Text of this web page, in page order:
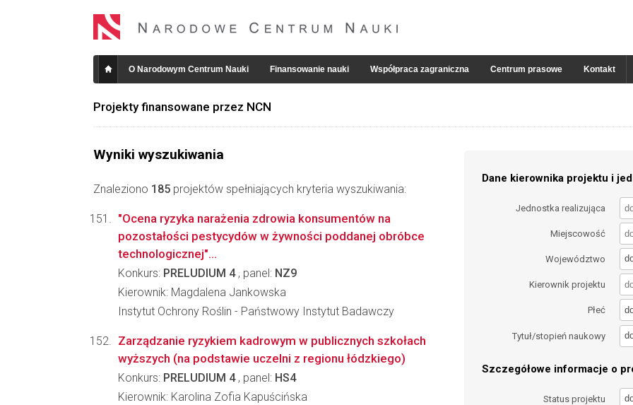
O Narodowym Centrum Nauki Finansowanie nauki Współpraca zagraniczna Centrum prasowe Kontakt
Projekty finansowane przez NCN
Wyniki wyszukiwania
Znaleziono 185 projektów spełniających kryteria wyszukiwania:
Dane kierownika projektu i
Jednostka realizująca
Miejscowość
Województwo
Kierownik projektu
Płeć
Tytuł/stopień naukowy
Szczegółowe informacje o
Status projektu
"Ocena ryzyka narażenia zdrowia konsumentów na
pozostałości pestycydów w żywności poddanej obróbce
technologicznej"...
Konkurs: PRELUDIUM 4, panel: NZ9
Kierownik: Magdalena Jankowska
Instytut Ochrony Roślin - Państwowy Instytut Badawczy
Zarządzanie ryzykiem kadrowym w publicznych szkołach
wyższych (na podstawie uczelni z regionu łódzkiego)
Konkurs: PRELUDIUM 4, panel: HS4
Kierownik: Karolina Zofia Kapuścińska